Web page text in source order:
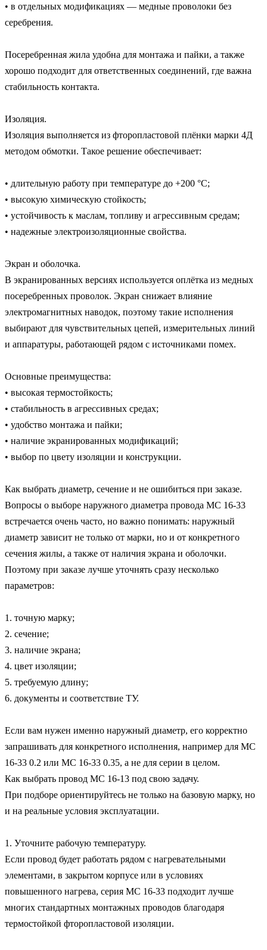
• в отдельных модификациях — медные проволоки без
серебрения.
Посеребренная жила удобна для монтажа и пайки, а также
хорошо подходит для ответственных соединений, где важна
стабильность контакта.
Изоляция.
Изоляция выполняется из фторопластовой плёнки марки 4Д
методом обмотки. Такое решение обеспечивает:
• длительную работу при температуре до +200 °C;
• высокую химическую стойкость;
• устойчивость к маслам, топливу и агрессивным средам;
• надежные электроизоляционные свойства.
Экран и оболочка.
В экранированных версиях используется оплётка из медных
посеребренных проволок. Экран снижает влияние
электромагнитных наводок, поэтому такие исполнения
выбирают для чувствительных цепей, измерительных линий
и аппаратуры, работающей рядом с источниками помех.
Основные преимущества:
• высокая термостойкость;
• стабильность в агрессивных средах;
• удобство монтажа и пайки;
• наличие экранированных модификаций;
• выбор по цвету изоляции и конструкции.
Как выбрать диаметр, сечение и не ошибиться при заказе.
Вопросы о выборе наружного диаметра провода МС 16-33
встречается очень часто, но важно понимать: наружный
диаметр зависит не только от марки, но и от конкретного
сечения жилы, а также от наличия экрана и оболочки.
Поэтому при заказе лучше уточнять сразу несколько
параметров:
1. точную марку;
2. сечение;
3. наличие экрана;
4. цвет изоляции;
5. требуемую длину;
6. документы и соответствие ТУ.
Если вам нужен именно наружный диаметр, его корректно
запрашивать для конкретного исполнения, например для МС
16-33 0.2 или МС 16-33 0.35, а не для серии в целом.
Как выбрать провод МС 16-13 под свою задачу.
При подборе ориентируйтесь не только на базовую марку, но
и на реальные условия эксплуатации.
1. Уточните рабочую температуру.
Если провод будет работать рядом с нагревательными
элементами, в закрытом корпусе или в условиях
повышенного нагрева, серия МС 16-33 подходит лучше
многих стандартных монтажных проводов благодаря
термостойкой фторопластовой изоляции.